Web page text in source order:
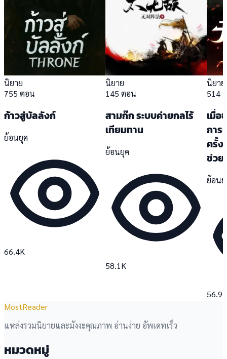
นิยาย
755 ตอน
ก้าวสู่บัลลังก์
ย้อนยุค
66.4K
นิยาย
145 ตอน
สามก๊ก ระบบค่ายกลไร้
เทียมทาน
ย้อนยุค
58.1K
นิยาย
514
เมื่อ
การ
ครั้ง
ช่วย
ย้อน
56.9K
MostReader
แหล่งรวมนิยายและมังงะคุณภาพ อ่านง่าย อัพเดทเร็ว
หมวดหมู่